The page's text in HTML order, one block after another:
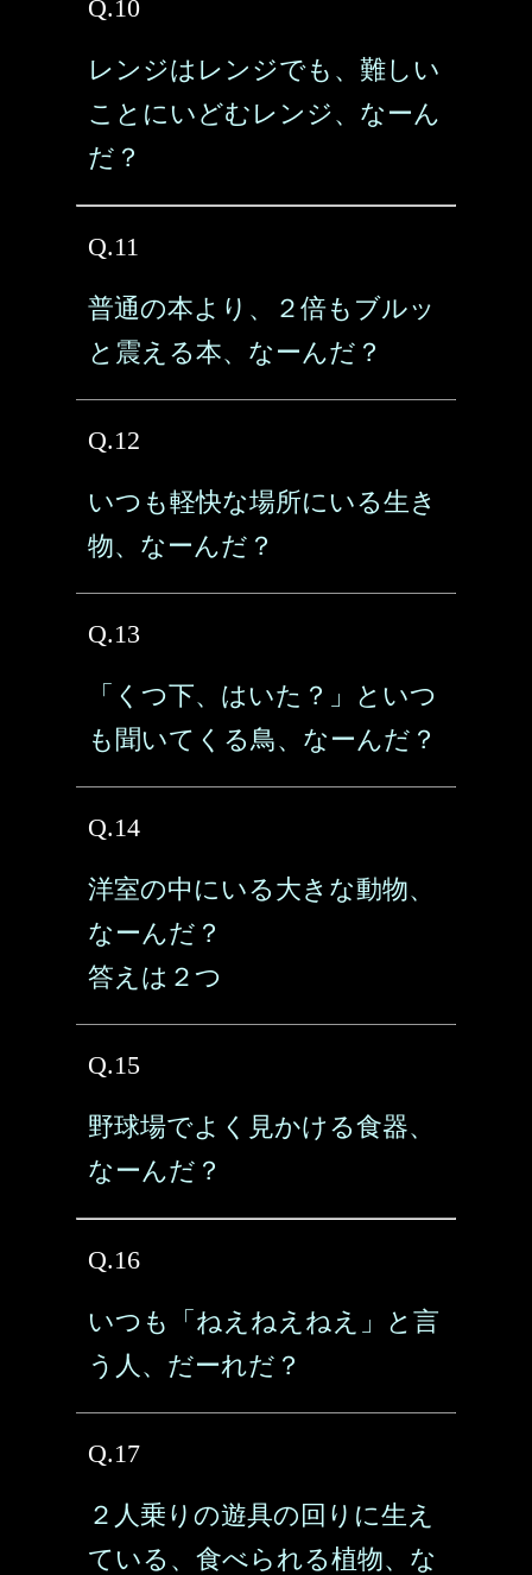
Q.10
レンジはレンジでも、難しい
ことにいどむレンジ、なーん
だ？
Q.11
普通の本より、２倍もブルッ
と震える本、なーんだ？
Q.12
いつも軽快な場所にいる生き
物、なーんだ？
Q.13
「くつ下、はいた？」といつ
も聞いてくる鳥、なーんだ？
Q.14
洋室の中にいる大きな動物、
なーんだ？
答えは２つ
Q.15
野球場でよく見かける食器、
なーんだ？
Q.16
いつも「ねえねえねえ」と言
う人、だーれだ？
Q.17
２人乗りの遊具の回りに生え
ている、食べられる植物、な